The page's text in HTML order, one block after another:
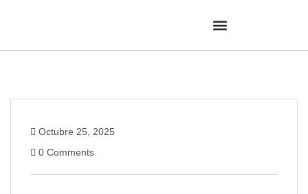
Octubre 25, 2025
0 Comments